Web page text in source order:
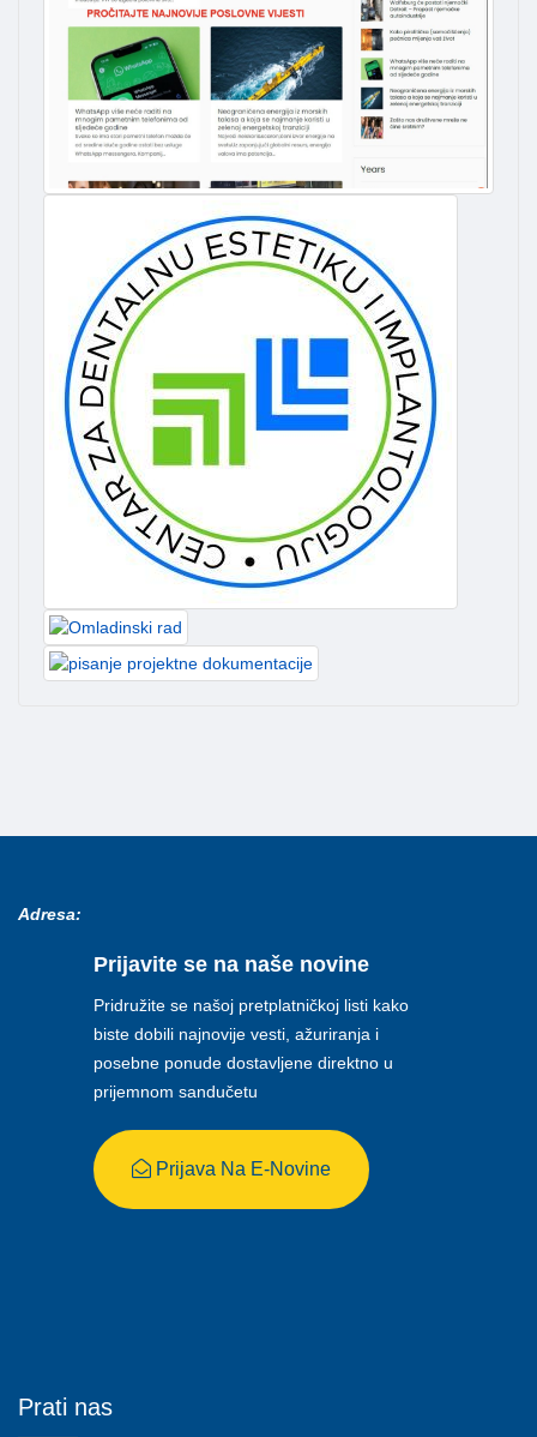
Adresa:
Prijavite se na naše novine
Pridružite se našoj pretplatničkoj listi kako
biste dobili najnovije vesti, ažuriranja i
posebne ponude dostavljene direktno u
prijemnom sandučetu
Prijava Na E-Novine
Prati nas